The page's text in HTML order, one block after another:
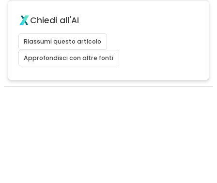
Chiedi all'AI
Riassumi questo articolo
Approfondisci con altre fonti